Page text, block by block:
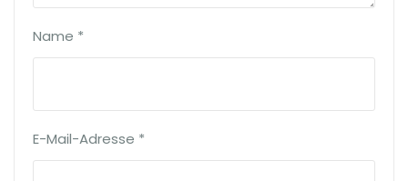
Name *
E-Mail-Adresse *